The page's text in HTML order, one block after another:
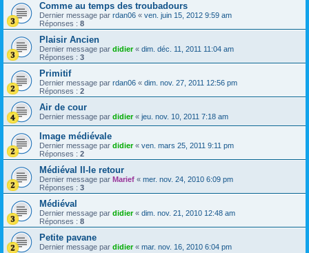
Comme au temps des troubadours
Dernier message par rdan06 « ven. juin 15, 2012 9:59 am
Réponses : 8
Plaisir Ancien
Dernier message par didier« dim. déc. 11, 2011 11:04 am
Réponses : 3
Primitif
Dernier message par rdan06 « dim. nov. 27, 2011 12:56 pm
Réponses : 2
Air de cour
Dernier message par didier« jeu. nov. 10, 2011 7:18 am
Image médiévale
Dernier message par didier« ven. mars 25, 2011 9:11 pm
Réponses : 2
Médiéval II-le retour
Dernier message par Marief « mer. nov. 24, 2010 6:09 pm
Réponses : 3
Médiéval
Dernier message par didier« dim. nov. 21, 2010 12:48 am
Réponses : 8
Petite pavane
Dernier message par didier« mar. nov. 16, 2010 6:04 pm